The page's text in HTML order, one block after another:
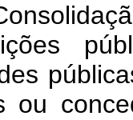
ou